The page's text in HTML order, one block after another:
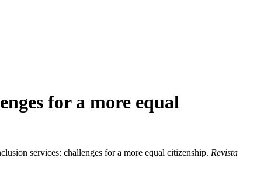
for a more equal
services: challenges for a more equal citizenship. Revista